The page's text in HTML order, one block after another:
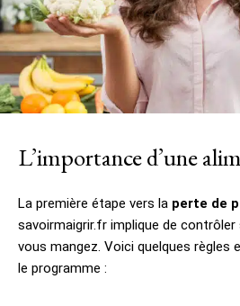
L’importance d’une
La première étape vers la perte de
savoirmaigrir.fr implique de
vous mangez. Voici quelques règles
le programme :